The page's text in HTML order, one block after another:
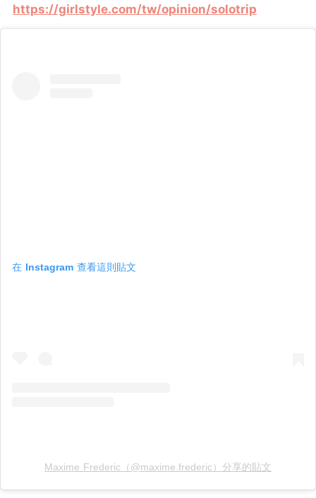
https://girlstyle.com/tw/opinion/solotrip
在 Instagram 查看這則貼文
Maxime Frederic（@maxime.frederic）分享的貼文